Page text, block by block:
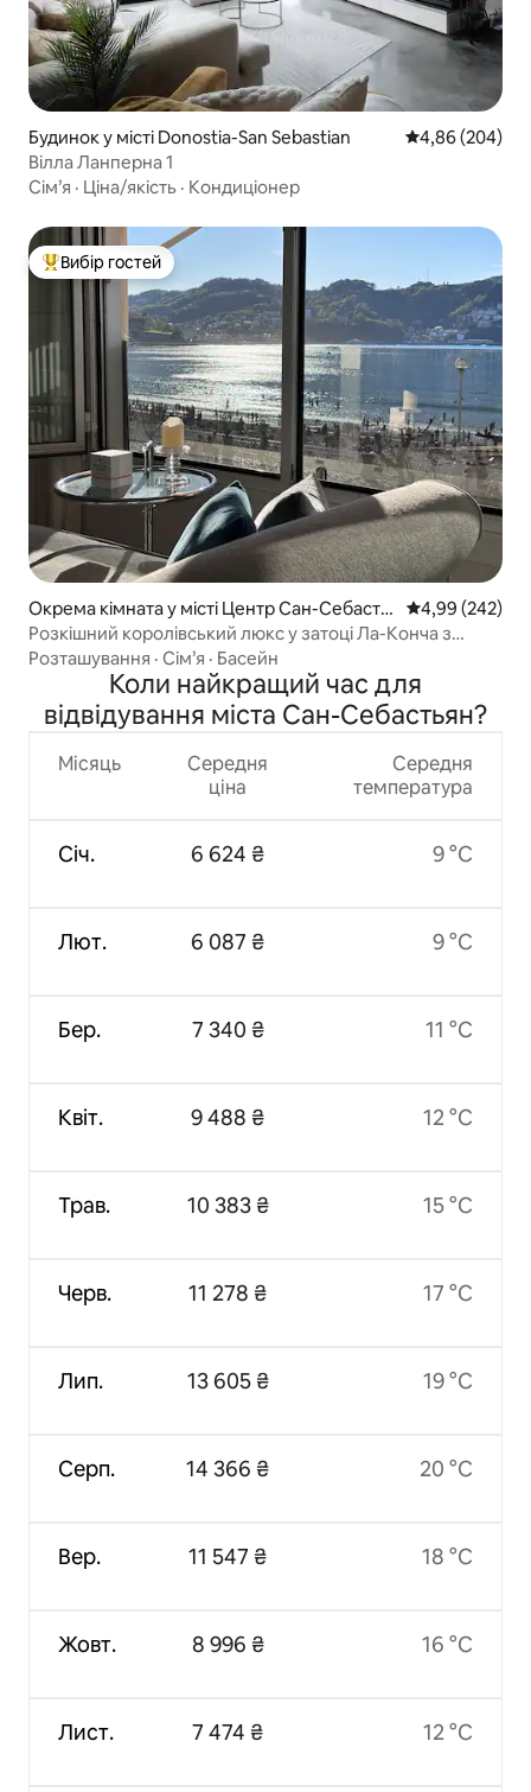
Будинок у місті Donostia-San Sebastian Середня
4,86 (204)
Вілла Ланперна 1
Сім’я · Ціна/якість · Кондиціонер
Топ вибір гостей
Вибір гостей
Окрема кімната у місті Центр Сан-Себасть
яна
Середня
4,99 (242)
Розкішний королівський люкс у затоці Ла-Конча з
видом на затоку
Розташування · Сім’я · Басейн
Коли найкращий час для
відвідування міста Сан-Себастьян?
Місяць
Січ.
Лют.
Бер.
Квіт.
Трав.
Черв.
Лип.
Серп.
Вер.
Жовт.
Лист.
Середня
ціна
6 624 ₴
6 087 ₴
7 340 ₴
9 488 ₴
10 383 ₴
11 278 ₴
13 605 ₴
14 366 ₴
11 547 ₴
8 996 ₴
7 474 ₴
Середня
температура
9 °C
9 °C
11 °C
12 °C
15 °C
17 °C
19 °C
20 °C
18 °C
16 °C
12 °C